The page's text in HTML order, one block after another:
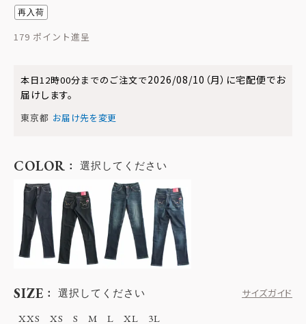
再入荷
179
本日12時00分までのご注文で2026/08/10（月） に宅配便でお
届けします。
東京都 お届け先を変更
SIZE 選択してください
サイズガイド
XXS
XS S M L XL 3L
COLOR 選択してください